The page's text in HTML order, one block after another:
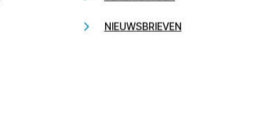
NIEUWSBRIEVEN